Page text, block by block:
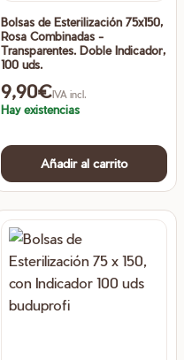
Bolsas de Esterilización 75x150,
Rosa Combinadas -
Transparentes. Doble Indicador,
100 uds.
9,90€IVA incl.
Hay existencias
Añadir al carrito